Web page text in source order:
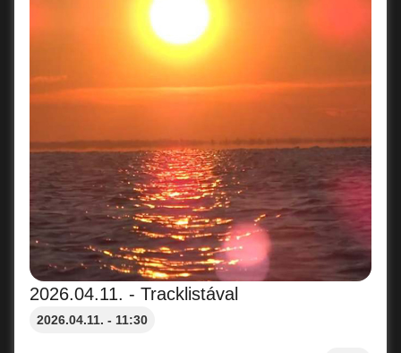
2026.04.11. - Tracklistával
2026.04.11. - 11:30